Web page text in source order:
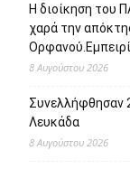
Η διοίκηση του
χαρά την
8 Αυγούστου 2026
Συνελλήφθησαν
Λευκάδα
8 Αυγούστου 2026